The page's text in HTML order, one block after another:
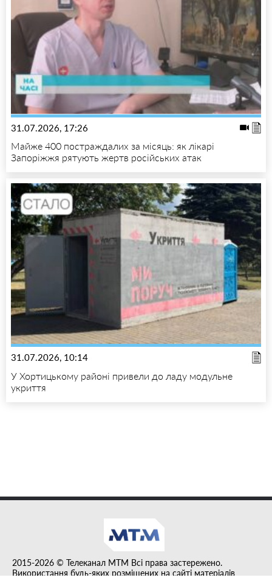
31.07.2026, 17:26
Майже 400 постраждалих за місяць: як лікарі
Запоріжжя рятують жертв російських атак
31.07.2026, 10:14
У Хортицькому районі привели до ладу модульне
укриття
2015-2026 © Телеканал MTM Всі права застережено.
Використання будь-яких розміщених на сайті матеріалів